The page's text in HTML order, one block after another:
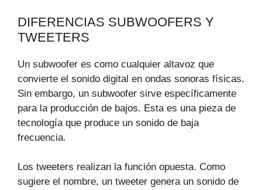
DIFERENCIAS SUBWOOFERS Y
TWEETERS
Un subwoofer es como cualquier altavoz que
convierte el sonido digital en ondas sonoras físicas.
Sin embargo, un subwoofer sirve específicamente
para la producción de bajos. Esta es una pieza de
tecnología que produce un sonido de baja
frecuencia.
Los tweeters realizan la función opuesta. Como
sugiere el nombre, un tweeter genera un sonido de